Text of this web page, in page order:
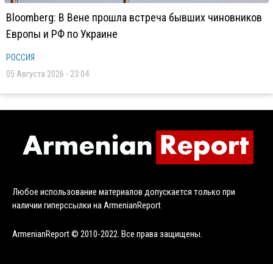
Bloomberg: В Вене прошла встреча бывших чиновников
Европы и РФ по Украине
РОССИЯ
05 Августа 2026 - 23:04
Любое использование материалов допускается только при
наличии гиперссылки на ArmenianReport
ArmenianReport © 2010-2022. Все права защищены.